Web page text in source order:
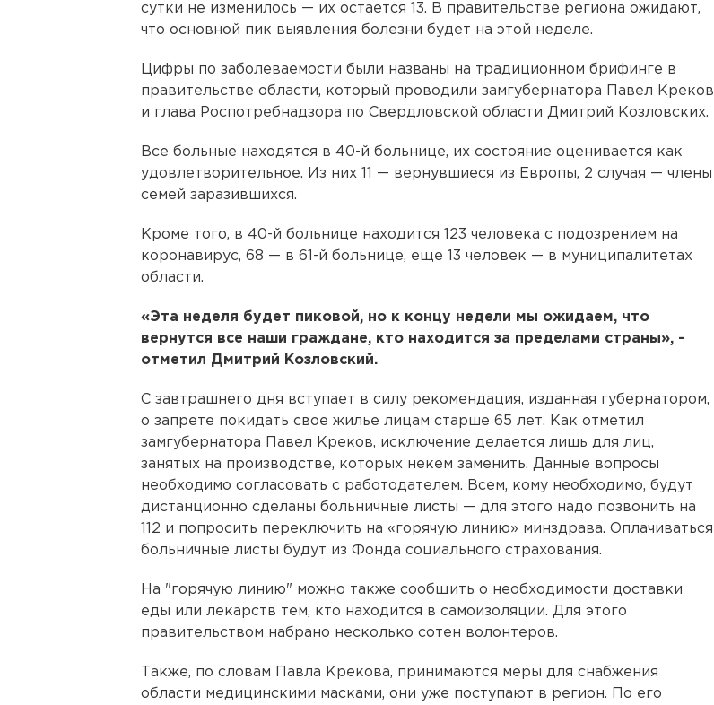
сутки не изменилось — их остается 13. В правительстве региона ожидают,
что основной пик выявления болезни будет на этой неделе.
Цифры по заболеваемости были названы на традиционном брифинге в
правительстве области, который проводили замгубернатора Павел Креков
и глава Роспотребнадзора по Свердловской области Дмитрий Козловских.
Все больные находятся в 40-й больнице, их состояние оценивается как
удовлетворительное. Из них 11 — вернувшиеся из Европы, 2 случая — члены
семей заразившихся.
Кроме того, в 40-й больнице находится 123 человека с подозрением на
коронавирус, 68 — в 61-й больнице, еще 13 человек — в муниципалитетах
области.
«Эта неделя будет пиковой, но к концу недели мы ожидаем, что
вернутся все наши граждане, кто находится за пределами страны», -
отметил Дмитрий Козловский.
С завтрашнего дня вступает в силу рекомендация, изданная губернатором,
о запрете покидать свое жилье лицам старше 65 лет. Как отметил
замгубернатора Павел Креков, исключение делается лишь для лиц,
занятых на производстве, которых некем заменить. Данные вопросы
необходимо согласовать с работодателем. Всем, кому необходимо, будут
дистанционно сделаны больничные листы — для этого надо позвонить на
112 и попросить переключить на «горячую линию» минздрава. Оплачиваться
больничные листы будут из Фонда социального страхования.
На "горячую линию" можно также сообщить о необходимости доставки
еды или лекарств тем, кто находится в самоизоляции. Для этого
правительством набрано несколько сотен волонтеров.
Также, по словам Павла Крекова, принимаются меры для снабжения
области медицинскими масками, они уже поступают в регион. По его